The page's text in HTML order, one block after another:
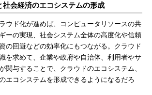
社会経済のエコシステムの形成
ウド化が進めば、コンピュータリソースの共
ーの実現、社会システム全体の高度化や信頼
の回避などの効率化にもつながる。クラウド
を求めて、企業や政府や自治体、利用者やサ
関与することで、クラウドのエコシステム、
エコシステムを形成できるようになるだろ